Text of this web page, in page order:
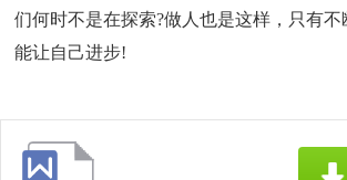
们何时不是在探索?做人也是这样，只有
能让自己进步!